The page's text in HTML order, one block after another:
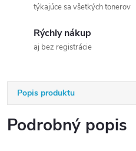
týkajúce sa všetkých tonerov
Rýchly nákup
aj bez registrácie
Popis produktu
Podrobný popis